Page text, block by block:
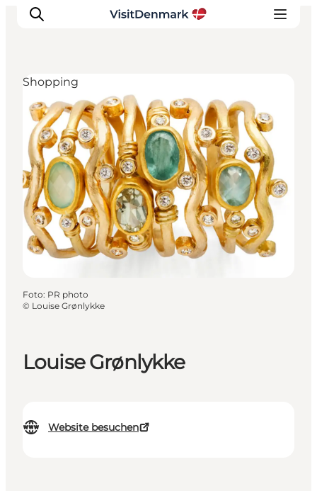
Inspiration
Regionen
Erlebnisse
Unterkünfte
Reiseplanung
Louise Grønlykke
Website besuchen
Shopping
Foto: PR photo
© Louise Grønlykke